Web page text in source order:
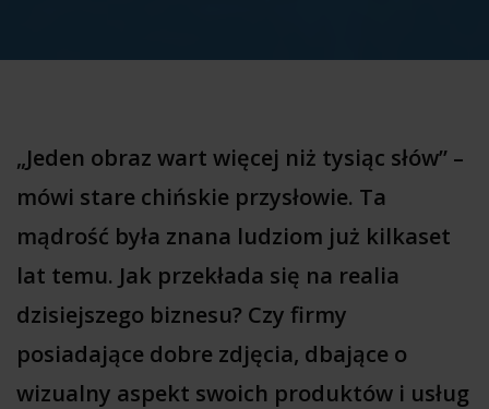
„Jeden obraz wart więcej niż tysiąc słów” –
mówi stare chińskie przysłowie. Ta
mądrość była znana ludziom już kilkaset
lat temu. Jak przekłada się na realia
dzisiejszego biznesu? Czy firmy
posiadające dobre zdjęcia, dbające o
wizualny aspekt swoich produktów i usług